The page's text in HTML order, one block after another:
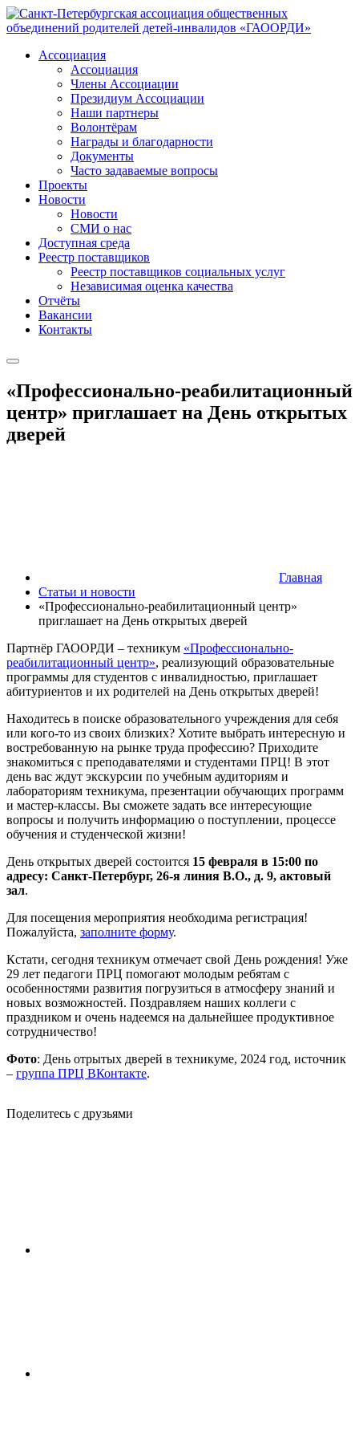
Ассоциация
Ассоциация
Члены Ассоциации
Президиум Ассоциации
Наши партнеры
Волонтёрам
Награды и благодарности
Документы
Часто задаваемые вопросы
Проекты
Новости
Новости
СМИ о нас
Доступная среда
Реестр поставщиков
Реестр поставщиков социальных услуг
Независимая оценка качества
Отчёты
Вакансии
Контакты
«Профессионально-реабилитационный
центр» приглашает на День открытых
дверей
Главная
Статьи и новости
«Профессионально-реабилитационный центр»
приглашает на День открытых дверей
Партнёр ГАООРДИ – техникум «Профессионально-
реабилитационный центр», реализующий образовательные
программы для студентов с инвалидностью, приглашает
абитуриентов и их родителей на День открытых дверей!
Находитесь в поиске образовательного учреждения для себя
или кого-то из своих близких? Хотите выбрать интересную и
востребованную на рынке труда профессию? Приходите
знакомиться с преподавателями и студентами ПРЦ! В этот
день вас ждут экскурсии по учебным аудиториям и
лабораториям техникума, презентации обучающих программ
и мастер-классы. Вы сможете задать все интересующие
вопросы и получить информацию о поступлении, процессе
обучения и студенческой жизни!
День открытых дверей состоится 15 февраля в 15:00 по
адресу: Санкт-Петербург, 26-я линия В.О., д. 9, актовый
зал.
Для посещения мероприятия необходима регистрация!
Пожалуйста, заполните форму.
Кстати, сегодня техникум отмечает свой День рождения! Уже
29 лет педагоги ПРЦ помогают молодым ребятам с
особенностями развития погрузиться в атмосферу знаний и
новых возможностей. Поздравляем наших коллеги с
праздником и очень надеемся на дальнейшее продуктивное
сотрудничество!
Фото: День отрытых дверей в техникуме, 2024 год, источник
– группа ПРЦ ВКонтакте.
Поделитесь с друзьями